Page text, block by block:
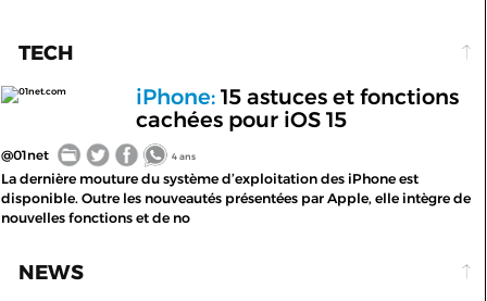
TECH
01net.com iPhone:15 astuces et fonctions
cachées pour iOS 15
@01net 4 ans
La dernière mouture du système d’exploitation des iPhone est
disponible. Outre les nouveautés présentées par Apple, elle intègre de
nouvelles fonctions et de no
NEWS